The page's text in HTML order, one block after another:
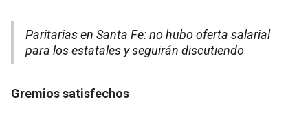
Paritarias en Santa Fe: no hubo oferta salarial
para los estatales y seguirán discutiendo
Gremios satisfechos